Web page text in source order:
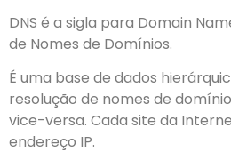
DNS é a sigla para Domain
de Nomes de Domínios.
É uma base de dados
resolução de nomes de
vice-versa. Cada site da
endereço IP.